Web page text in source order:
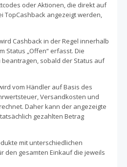
oder Aktionen, die direkt auf
TopCashback angezeigt werden,
Cashback in der Regel innerhalb
Status „Offen“ erfasst. Die
sobald der Status auf
vom Händler auf Basis des
Versandkosten und
Daher kann der angezeigte
gezahlten Betrag
mit unterschiedlichen
den gesamten Einkauf die jeweils